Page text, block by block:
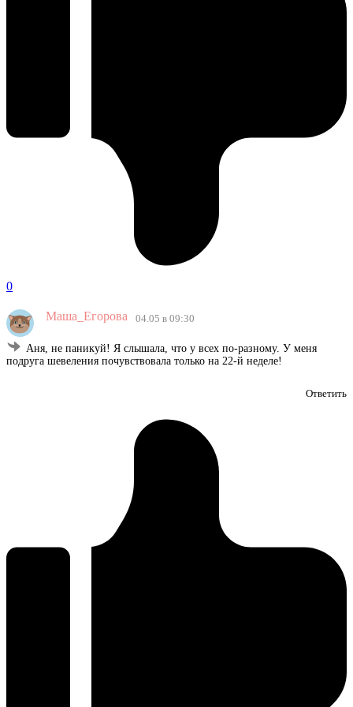
0
Маша_Егорова 04.05 в 09:30
Аня, не паникуй! Я слышала, что у всех по-разному. У меня
подруга шевеления почувствовала только на 22-й неделе!
Ответить